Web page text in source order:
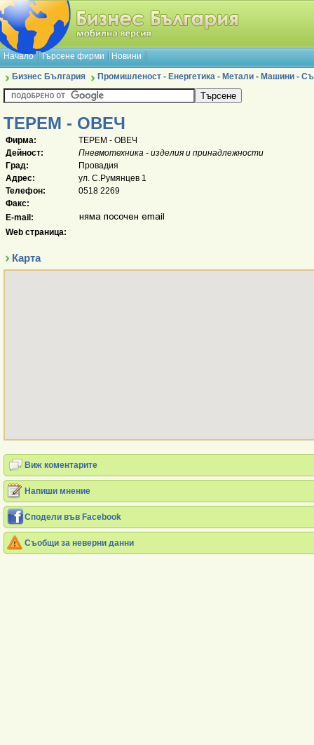
Начало Търсене фирми Новини
Бизнес България Промишленост - Енергетика - Метали - Машини -
ТЕРЕМ - ОВЕЧ
Фирма:
ТЕРЕМ - ОВЕЧ
Дейност:
Пневмотехника - изделия и принадлежности
Град:
Провадия
Адрес:
ул. С.Румянцев 1
Телефон:
0518 2269
Факс:
E-mail:
Web страница:
Карта
Виж коментарите
Напиши мнение
Сподели във Facebook
Съобщи за неверни данни